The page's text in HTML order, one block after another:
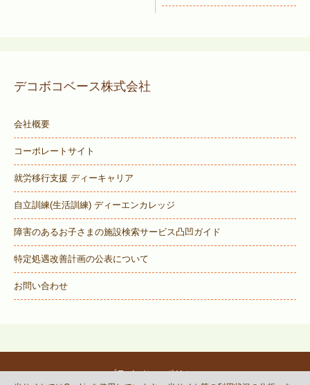
デコボコベース株式会社
会社概要
コーポレートサイト
就労移行支援 ディーキャリア
自立訓練(生活訓練) ディーエンカレッジ
障害のあるお子さまの施設検索サービス凸凹ガイド
特定処遇改善計画の公表について
お問い合わせ
プライバシーポリシー